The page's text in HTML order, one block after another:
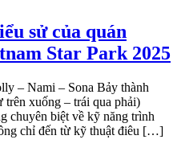
sử của quán
Star Park 2025
– Nami – Sona Bảy thành
trên xuống – trái qua phải)
chuyên biệt về kỹ năng trình
chỉ đến từ kỹ thuật điêu […]